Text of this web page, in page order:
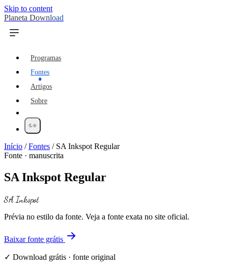
Skip to content
Planeta Download
Programas
Fontes
Artigos
Sobre
Início /Fontes / SA Inkspot Regular
Fonte · manuscrita
SA Inkspot Regular
SA Inkspot
Prévia no estilo da fonte. Veja a fonte exata no site oficial.
Baixar fonte grátis
✓ Download grátis · fonte original